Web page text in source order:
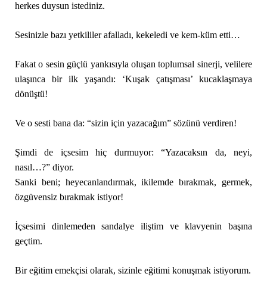
herkes duysun istediniz.
Sesinizle bazı yetkililer afalladı, kekeledi ve kem-küm etti…
Fakat o sesin güçlü yankısıyla oluşan toplumsal sinerji, velilere
ulaşınca bir ilk yaşandı: ‘Kuşak çatışması’ kucaklaşmaya
dönüştü!
Ve o sesti bana da: “sizin için yazacağım” sözünü verdiren!
Şimdi de içsesim hiç durmuyor: “Yazacaksın da, neyi,
nasıl…?” diyor.
Sanki beni; heyecanlandırmak, ikilemde bırakmak, germek,
özgüvensiz bırakmak istiyor!
İçsesimi dinlemeden sandalye iliştim ve klavyenin başına
geçtim.
Bir eğitim emekçisi olarak, sizinle eğitimi konuşmak istiyorum.